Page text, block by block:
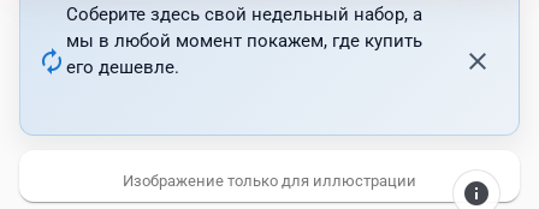
autorenew
Соберите здесь свой недельный набор, а
мы в любой момент покажем, где купить
его дешевле.
close
info
Изображение только для иллюстрации